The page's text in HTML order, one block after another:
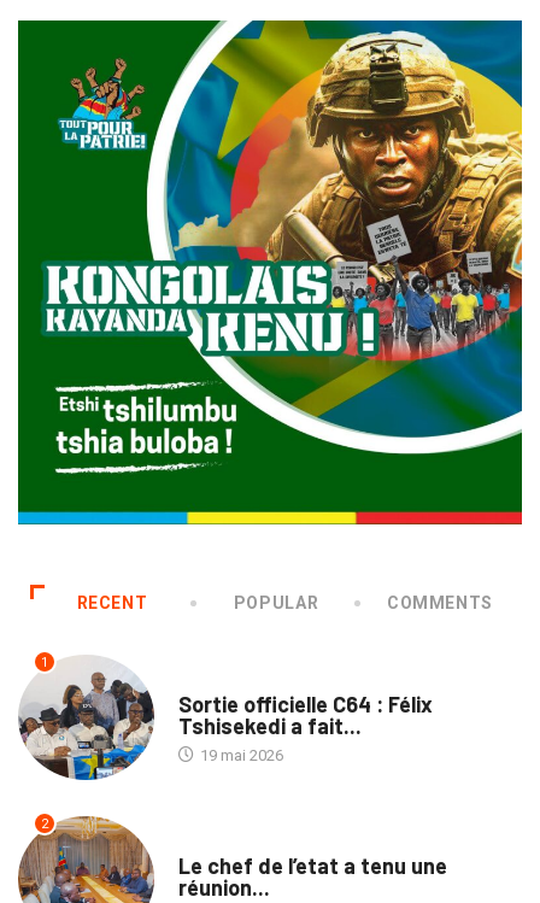
RECENT POPULAR COMMENTS
1
Sortie officielle C64 : Félix
Tshisekedi a fait...
19 mai 2026
2
Le chef de l’etat a tenu une
réunion...